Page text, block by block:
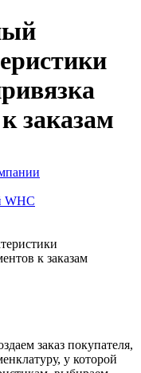
заказам
WHC
к заказам
заказ покупателя,
у которой